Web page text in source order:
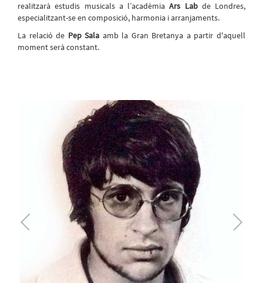
realitzarà estudis musicals a l’acadèmiaArs Labde Londres,
especialitzant-se en composició, harmonia i arranjaments.
La relació de Pep Sala amb la Gran Bretanya a partir d'aquell
moment serà constant.